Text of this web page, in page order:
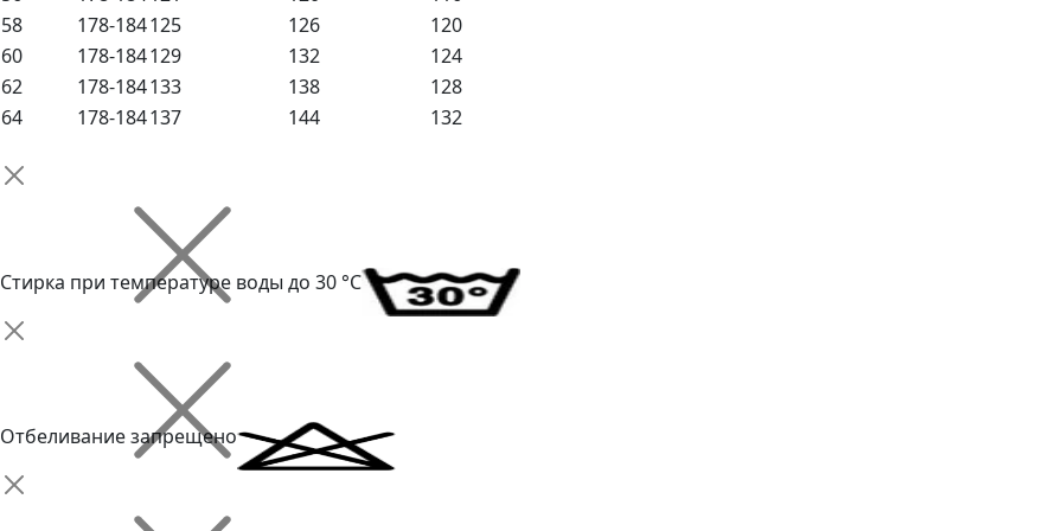
58
178-184125 126
120
60
178-184129 132
124
62
178-184133 138
128
64
178-184137 144 132
Стирка при температуре воды до 30 °C
Отбеливание запрещено